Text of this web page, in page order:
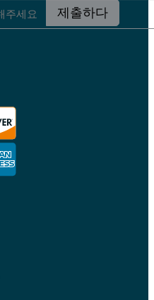
제출하다